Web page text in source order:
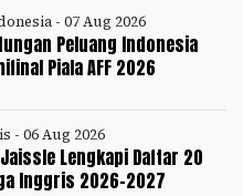
- 07 Aug 2026
Peluang Indonesia
Piala AFF 2026
- 06 Aug 2026
Lengkapi Daftar 20
Inggris 2026-2027